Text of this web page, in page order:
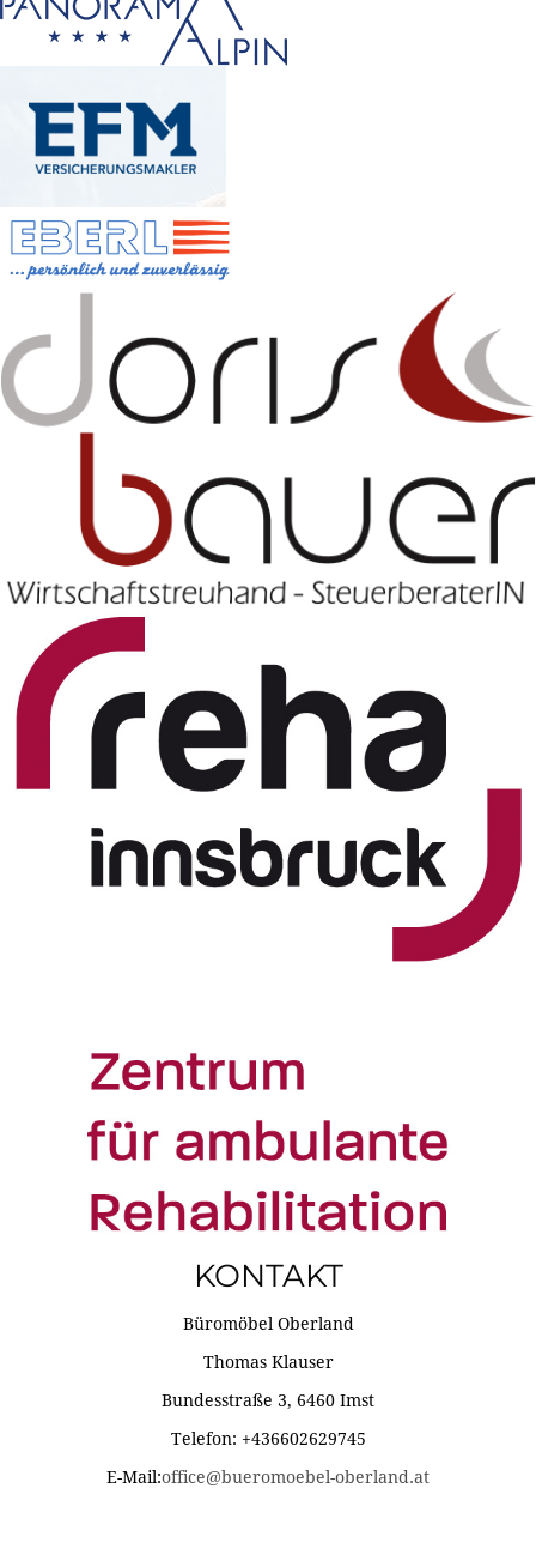
KONTAKT
Büromöbel Oberland
Thomas Klauser
Bundesstraße 3, 6460 Imst
Telefon: +436602629745
E-Mail:office@bueromoebel-oberland.at